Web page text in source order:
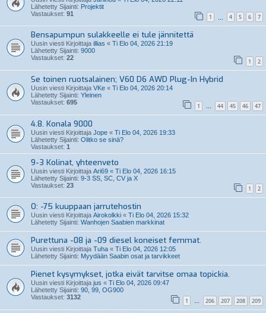
Lähetetty Sijainti: Projektit
Vastaukset: 91 1 4 5 6 7
Bensapumpun sulakkeelle ei tule jännitettä
Uusin viesti Kirjoittaja illias « Ti Elo 04, 2026 21:19
Lähetetty Sijainti: 9000
Vastaukset: 22 1 2
Se toinen ruotsalainen; V60 D6 AWD Plug-In Hybrid
Uusin viesti Kirjoittaja VKe « Ti Elo 04, 2026 20:14
Lähetetty Sijainti: Yleinen
Vastaukset: 695 1 … 44 45 46 47
4.8. Konala 9000
Uusin viesti Kirjoittaja Jope « Ti Elo 04, 2026 19:33
Lähetetty Sijainti: Olitko se sinä?
Vastaukset: 1
9-3 Kolinat, yhteenveto
Uusin viesti Kirjoittaja Ari69 « Ti Elo 04, 2026 16:15
Lähetetty Sijainti: 9-3 SS, SC, CV ja X
Vastaukset: 23 1 2
O: -75 kuuppaan jarrutehostin
Uusin viesti Kirjoittaja Airokolkki « Ti Elo 04, 2026 15:32
Lähetetty Sijainti: Wanhojen Saabien markkinat
Purettuna -08 ja -09 diesel koneiset femmat.
Uusin viesti Kirjoittaja Tuha « Ti Elo 04, 2026 12:05
Lähetetty Sijainti: Myydään Saabin osat ja tarvikkeet
Pienet kysymykset, jotka eivät tarvitse omaa topickia.
Uusin viesti Kirjoittaja jus « Ti Elo 04, 2026 09:47
Lähetetty Sijainti: 90, 99, OG900
Vastaukset: 3132 1 … 206 207 208 209